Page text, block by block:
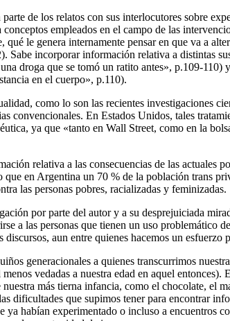
parte de los relatos con sus interlocutores sobre
empleados en el campo de las
qué le genera internamente pensar en que va a
Sabe incorporar información relativa a distintas
droga que se tomó un ratito antes», p.109-
en el cuerpo», p.110).
como lo son las recientes investigaciones
convencionales. En Estados Unidos, tales
ya que «tanto en Wall Street, como en la
relativa a las consecuencias de las actuales
que en Argentina un 70 % de la población trans
las personas pobres, racializadas y feminizadas.
por parte del autor y a su desprejuiciada
a las personas que tienen un uso problemático
aun entre quienes hacemos un
generacionales a quienes transcurrimos
vedadas a nuestra edad en aquel
más tierna infancia, como el chocolate,
dificultades que supimos tener para encontrar
ya habían experimentado o incluso a encuentros